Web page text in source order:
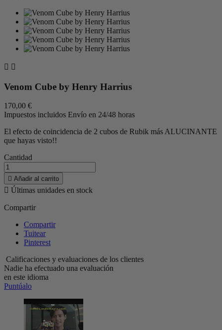
 
Venom Cube by Henry Harrius
170,00 €
Impuestos incluidos Envío en 24/48 horas
El efecto de coincidencia de 2 cubos de Rubik más ALUCINANTE
que hayas visto!!
Cantidad
 Añadir al carrito
 Últimas unidades en stock
Compartir
Compartir
Tuitear
Pinterest
Calificaciones y evaluaciones de los clientes
Nadie ha efectuado una evaluación
en este idioma
Puntúalo